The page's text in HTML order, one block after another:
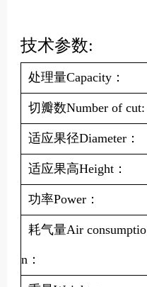
技术参数:
处理量Capacity：
切瓣数Number of cut:
适应果径Diameter：
适应果高Height：
功率Power：
耗气量Air consumptio
n：